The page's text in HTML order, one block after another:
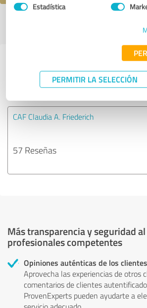
Estadística
PERMITIR LA SELECCIÓN
Informar de un
Experiencias con
proveedores de
Educación & Desarrollo
CAF Claudia A. Friederich
57 Reseñas
Más transparencia y seguridad
profesionales competentes
Opiniones auténticas de los clientes
Aprovecha las experiencias de otros
comentarios de clientes
ProvenExperts pueden ayudarte a